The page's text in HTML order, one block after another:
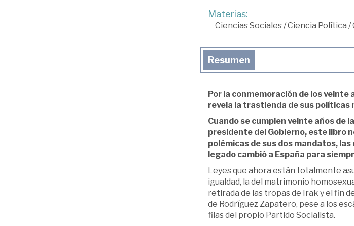
Materias:
Ciencias Sociales/Ciencia Política /
Resumen
Por la conmemoración de los
revela la trastienda de sus políticas
Cuando se cumplen veinte años de
presidente del Gobierno, este libro
polémicas de sus dos mandatos,
legado cambió a España para
Leyes que ahora están totalmente
igualdad, la del matrimonio
retirada de las tropas de Irak y el fin
de Rodríguez Zapatero, pese a los
filas del propio Partido Socialista.